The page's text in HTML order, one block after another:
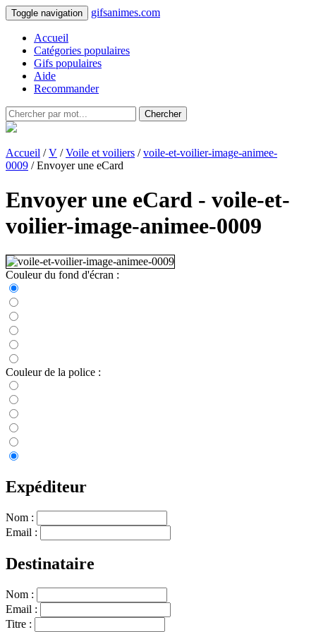
Toggle navigation gifsanimes.com
Accueil
Catégories populaires
Gifs populaires
Aide
Recommander
Chercher
Accueil /V /Voile et voiliers /voile-et-voilier-image-animee-
0009 / Envoyer une eCard
Envoyer une eCard - voile-et-
voilier-image-animee-0009
Couleur du fond d'écran :
Couleur de la police :
Expéditeur
Nom :
Email :
Destinataire
Nom :
Email :
Titre :